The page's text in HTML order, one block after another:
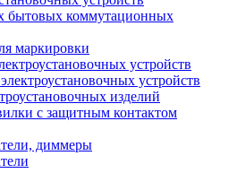
бытовых коммутационных
маркировки
устройств
устройств
изделий
с защитным контактом
диммеры